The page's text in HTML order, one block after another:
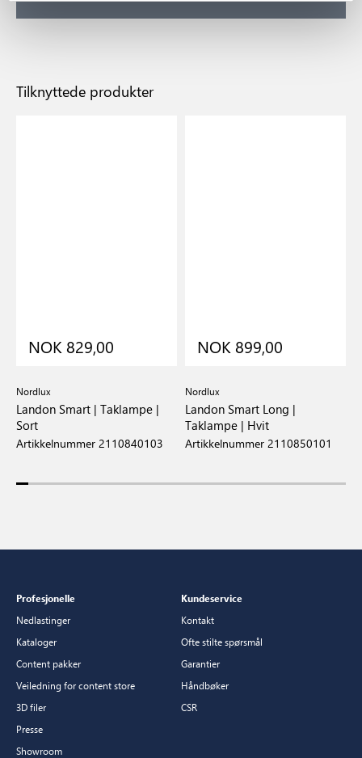
Tilknyttede produkter
NOK 829,00
Nordlux
Landon Smart | Taklampe |
Sort
Artikkelnummer 2110840103
NOK 899,00
Nordlux
Landon Smart Long |
Taklampe | Hvit
Artikkelnummer 2110850101
Profesjonelle
Nedlastinger
Kataloger
Content pakker
Veiledning for content store
3D filer
Presse
Showroom
Kundeservice
Kontakt
Ofte stilte spørsmål
Garantier
Håndbøker
CSR